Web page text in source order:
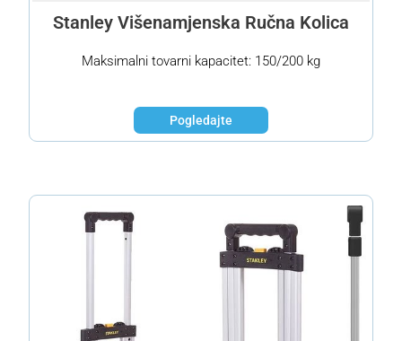
Stanley Višenamjenska Ručna Kolica
Maksimalni tovarni kapacitet: 150/200 kg
Pogledajte